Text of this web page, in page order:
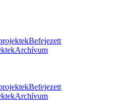
Befejezett
Archívum
Befejezett
Archívum